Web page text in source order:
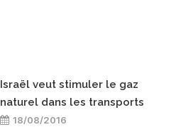
Israël veut stimuler le gaz
naturel dans les transports
18/08/2016